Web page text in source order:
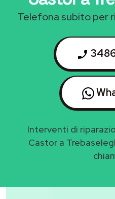
Telefona subito per
Interventi di
Castor a